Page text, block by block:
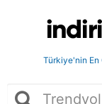
Türkiye'nin En